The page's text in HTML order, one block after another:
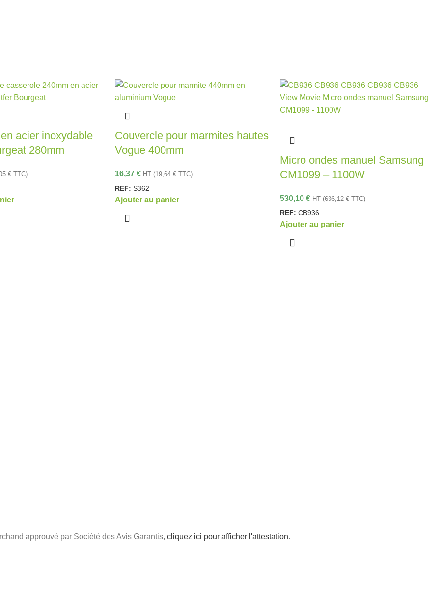
acier inoxydable
280mm
€ TTC)
Couvercle pour marmites hautes
Vogue 400mm
16,37 € HT (19,64 € TTC)
REF: S362
Ajouter au panier
Micro ondes manuel Samsung
CM1099 – 1100W
530,10 € HT (636,12 € TTC)
REF: CB936
Ajouter au panier
approuvé par Société des Avis Garantis, cliquez ici pour afficher l'attestation.